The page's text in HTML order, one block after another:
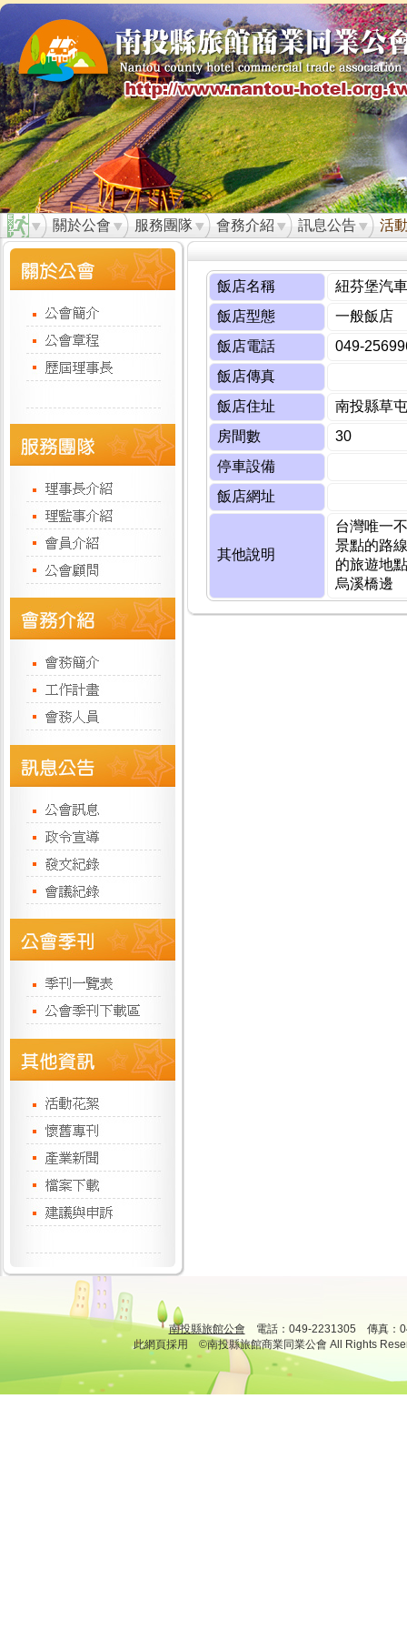
關於公會 服務團隊 會務介紹 訊息公告 活
飯店名稱
紐芬堡汽
飯店型態
一般飯店
飯店電話
049-
飯店傳真
飯店住址
南投縣草
房間數
30
停車設備
飯店網址
其他說明
台灣唯一
景點的路
的旅遊地
烏溪橋邊
南投縣旅館公會 電話：049-2231305 傳真：
此網頁採用 ©南投縣旅館商業同業公會 All Rights